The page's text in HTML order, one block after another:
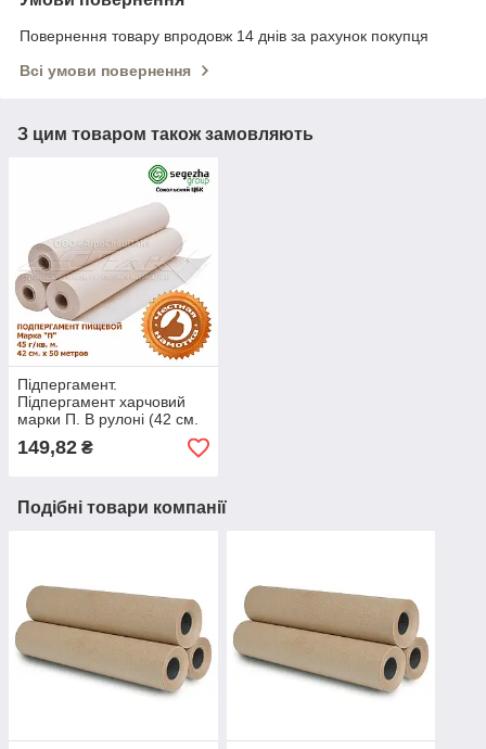
Повернення товару впродовж 14 днів за рахунок покупця
Всі умови повернення
З цим товаром також замовляють
Підпергамент.
Підпергамент харчовий
марки П. В рулоні (42 см.
х 50 метрів.)
149,82 ₴
Подібні товари компанії